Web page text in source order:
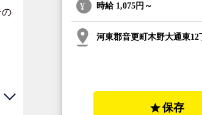
時給 1,075円～
河東郡音更町木野大通東12
保存
の